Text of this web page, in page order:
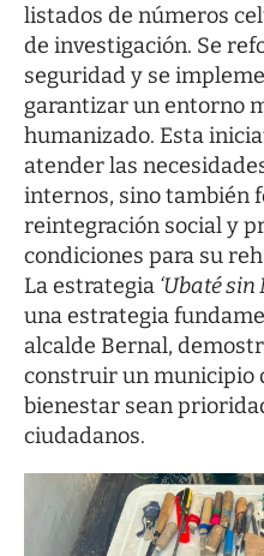
listados de números
de investigación. Se
seguridad y se
garantizar un entorno
humanizado. Esta
atender las
internos, sino también
reintegración social y
condiciones para su
La estrategia ‘Ubaté sin
una estrategia
alcalde Bernal,
construir un municipio
bienestar sean
ciudadanos.